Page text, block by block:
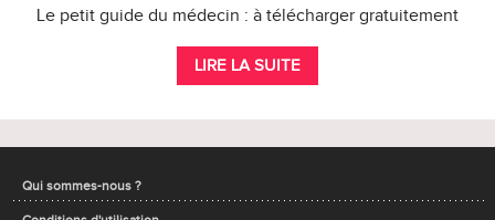
Le petit guide du médecin : à télécharger gratuitement
LIRE LA SUITE
Qui sommes-nous ?